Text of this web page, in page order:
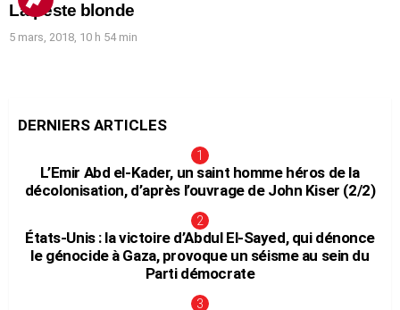
La peste blonde
5 mars, 2018, 10 h 54 min
DERNIERS ARTICLES
L’Emir Abd el-Kader, un saint homme héros de la
décolonisation, d’après l’ouvrage de John Kiser (2/2)
États-Unis : la victoire d’Abdul El-Sayed, qui dénonce
le génocide à Gaza, provoque un séisme au sein du
Parti démocrate